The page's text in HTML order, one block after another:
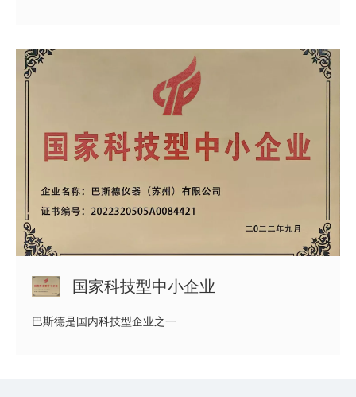
国家科技型中小企业
巴斯德是国内科技型企业之一